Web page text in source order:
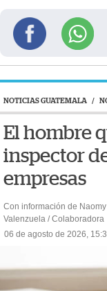
NOTICIAS GUATEMALA /
El hombre
inspector
empresas
Con información de Naomy
Valenzuela / Colaboradora
06 de agosto de 2026,